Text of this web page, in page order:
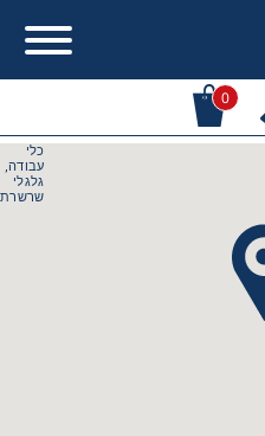
0
או מידע עבור: